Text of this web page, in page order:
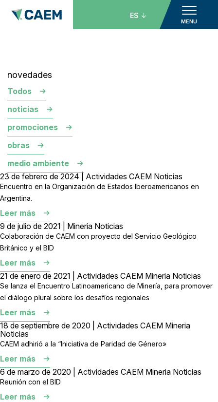
MENU
ES
novedades
Todos
noticias
promociones
obras
medio ambiente
23 de febrero de 2024 | Actividades CAEM Noticias
Encuentro en la Organización de Estados Iberoamericanos en
Argentina.
Leer más
9 de julio de 2021 | Mineria Noticias
Colaboración de CAEM con proyecto del Servicio Geológico
Británico y el BID
Leer más
21 de enero de 2021 | Actividades CAEM Mineria Noticias
Se lanza el Encuentro Latinoamericano de Minería, para promover
el diálogo plural sobre los desafíos regionales
Leer más
18 de septiembre de 2020 | Actividades CAEM Mineria
Noticias
CAEM adhirió a la “Iniciativa de Paridad de Género»
Leer más
6 de marzo de 2020 | Actividades CAEM Mineria Noticias
Reunión con el BID
Leer más